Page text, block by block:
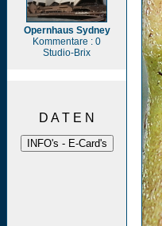
Opernhaus Sydney
Kommentare : 0
Studio-Brix
D A T E N